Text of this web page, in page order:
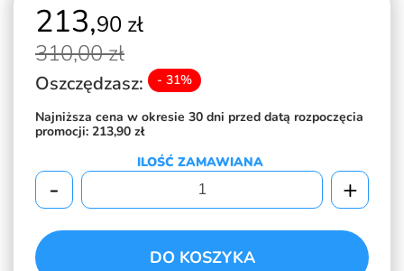
213,90 zł
310,00 zł
Oszczędzasz: - 31%
Najniższa cena w okresie 30 dni przed datą rozpoczęcia
promocji: 213,90 zł
ILOŚĆ ZAMAWIANA
- +
DO KOSZYKA